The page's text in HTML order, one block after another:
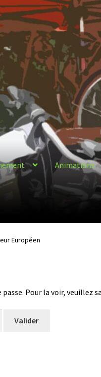
Animations
Européen
Pour la voir, veuillez